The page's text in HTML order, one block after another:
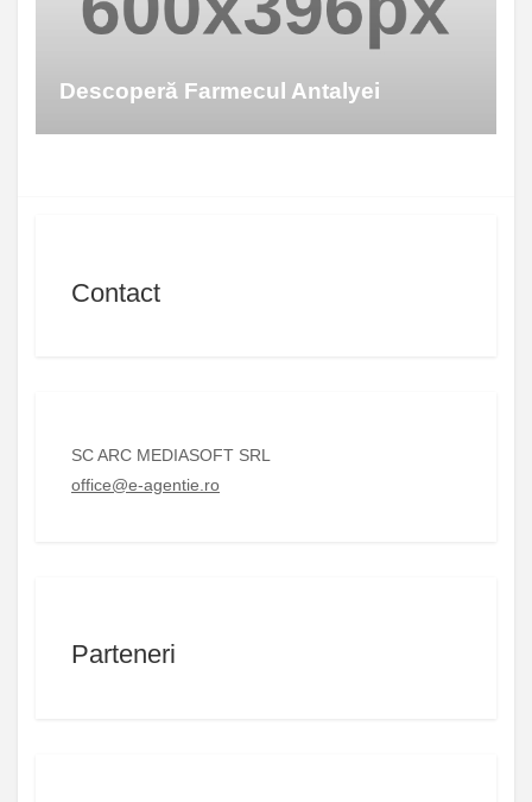
Descoperă Farmecul Antalyei
Contact
SC ARC MEDIASOFT SRL
office@e-agentie.ro
Parteneri